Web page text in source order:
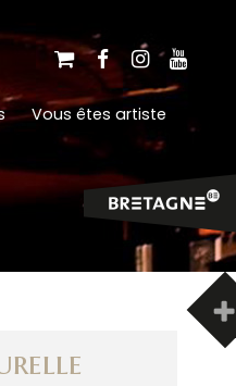
Vous êtes artiste